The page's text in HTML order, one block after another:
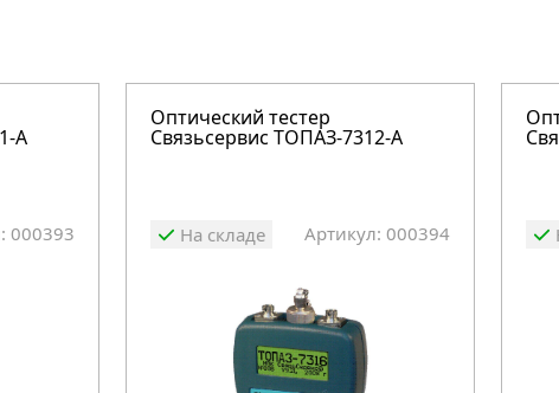
А
000393
Оптический тестер
Связьсервис ТОПАЗ-7312-А
На складе Артикул: 000394